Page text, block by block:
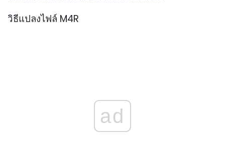
วิธีแปลงไฟล์ M4R
ad